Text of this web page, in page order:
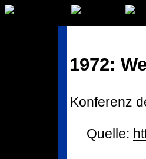
1972:
Konferenz
Quelle: